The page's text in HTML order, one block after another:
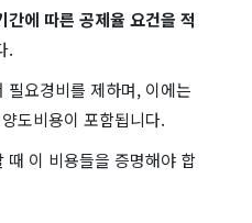
에 따른 공제율 요건을 적
.
필요경비를 제하며, 이에는
도비용이 포함됩니다.
때 이 비용들을 증명해야 합